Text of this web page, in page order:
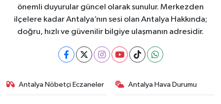
önemli duyurular güncel olarak sunulur. Merkezden
ilçelere kadar Antalya’nın sesi olan Antalya Hakkında;
doğru, hızlı ve güvenilir bilgiye ulaşmanın adresidir.
Antalya Nöbetçi Eczaneler Antalya Hava Durumu